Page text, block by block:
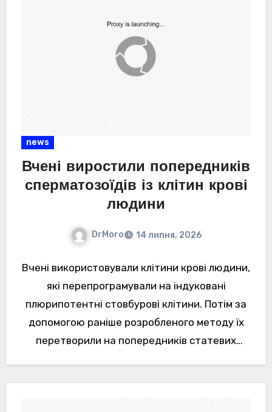
news
Вчені виростили попередників
сперматозоїдів із клітин крові
людини
DrMoro 14 липня, 2026
Вчені використовували клітини крові людини,
які перепрограмували на індуковані
плюрипотентні стовбурові клітини. Потім за
допомогою раніше розробленого методу їх
перетворили на попередників статевих